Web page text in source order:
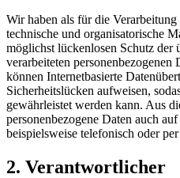
Wir haben als für die
technische und organisatorische
möglichst lückenlosen Schutz der
verarbeiteten personenbezogenen
können Internetbasierte
Sicherheitslücken aufweisen,
gewährleistet werden kann. Aus
personenbezogene Daten auch
beispielsweise telefonisch oder
2. Verantwortlicher